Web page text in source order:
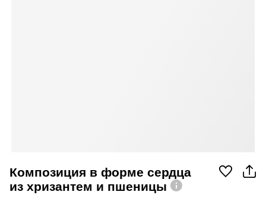
Композиция в форме сердца
из хризантем и пшеницы